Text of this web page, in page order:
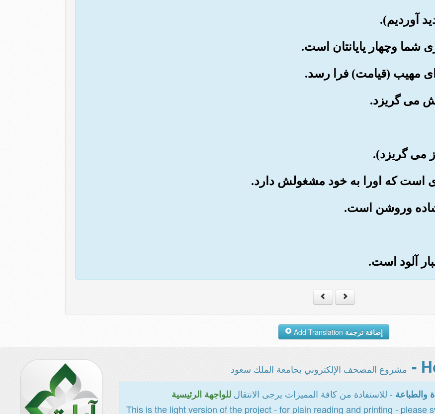
إضافة ترجمة
مشروع المصحف الإلكتروني بجامعة الملك سعود
والطباعة - للاستفادة من كافة المميزات يرجى الانتقالللواجهة الرئيسية
This is the light version of the project - for plain reading and printing - please